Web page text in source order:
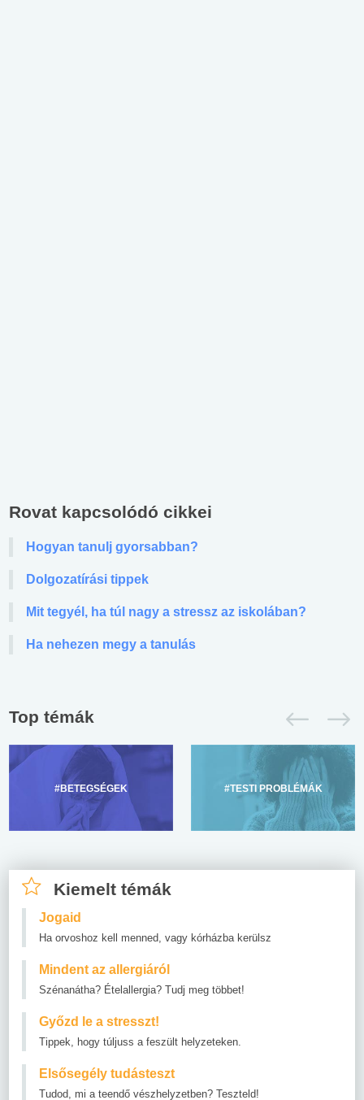
Rovat kapcsolódó cikkei
Hogyan tanulj gyorsabban?
Dolgozatírási tippek
Mit tegyél, ha túl nagy a stressz az iskolában?
Ha nehezen megy a tanulás
Top témák
#BETEGSÉGEK #TESTI PROBLÉMÁK
Kiemelt témák
Jogaid
Ha orvoshoz kell menned, vagy kórházba kerülsz
Mindent az allergiáról
Szénanátha? Ételallergia? Tudj meg többet!
Győzd le a stresszt!
Tippek, hogy túljuss a feszült helyzeteken.
Elsősegély tudásteszt
Tudod, mi a teendő vészhelyzetben? Teszteld!